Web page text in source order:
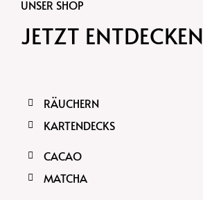
UNSER SHOP
JETZT ENTDECKEN
RÄUCHERN
KARTENDECKS
CACAO
MATCHA